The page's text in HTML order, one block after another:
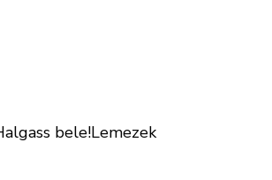
bele!Lemezek